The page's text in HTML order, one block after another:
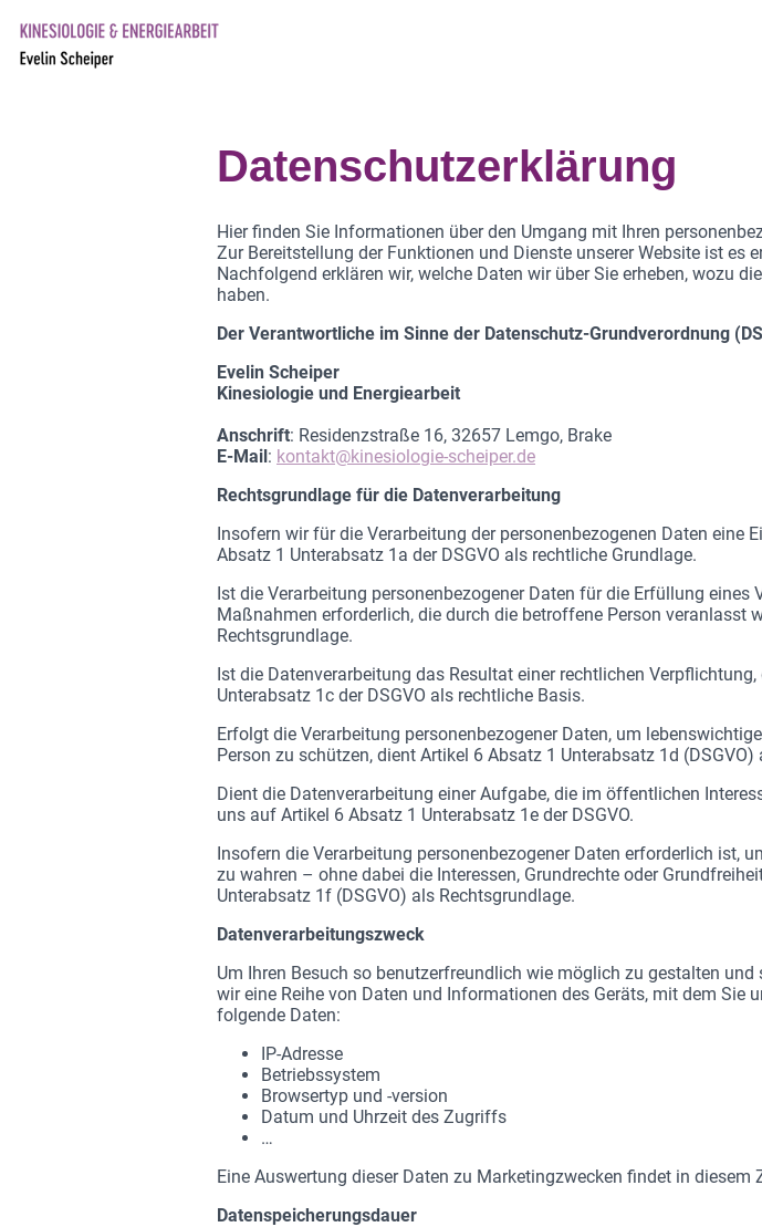
Datenschutzerklärung
Hier finden Sie Informationen über den Umgang mit Ihren
Zur Bereitstellung der Funktionen und Dienste unserer Website ist es
Nachfolgend erklären wir, welche Daten wir über Sie erheben, wozu
haben.
Der Verantwortliche im Sinne der Datenschutz-Grundverordnung
Evelin Scheiper
Kinesiologie und Energiearbeit
Anschrift: Residenzstraße 16, 32657 Lemgo, Brake
E-Mail: kontakt@kinesiologie-scheiper.de
Rechtsgrundlage für die Datenverarbeitung
Insofern wir für die Verarbeitung der personenbezogenen Daten
Absatz 1 Unterabsatz 1a der DSGVO als rechtliche Grundlage.
Ist die Verarbeitung personenbezogener Daten für die Erfüllung
Maßnahmen erforderlich, die durch die betroffene Person veranlasst
Rechtsgrundlage.
Ist die Datenverarbeitung das Resultat einer rechtlichen
Unterabsatz 1c der DSGVO als rechtliche Basis.
Erfolgt die Verarbeitung personenbezogener Daten, um
Person zu schützen, dient Artikel 6 Absatz 1 Unterabsatz 1d (DSGVO)
Dient die Datenverarbeitung einer Aufgabe, die im öffentlichen
uns auf Artikel 6 Absatz 1 Unterabsatz 1e der DSGVO.
Insofern die Verarbeitung personenbezogener Daten erforderlich ist,
zu wahren – ohne dabei die Interessen, Grundrechte oder
Unterabsatz 1f (DSGVO) als Rechtsgrundlage.
Datenverarbeitungszweck
Um Ihren Besuch so benutzerfreundlich wie möglich zu gestalten
wir eine Reihe von Daten und Informationen des Geräts, mit dem Sie
folgende Daten:
IP-Adresse
Betriebssystem
Browsertyp und -version
Datum und Uhrzeit des Zugriffs
…
Eine Auswertung dieser Daten zu Marketingzwecken findet in
Datenspeicherungsdauer